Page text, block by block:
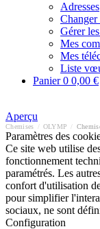
Adresses
Changer
Gérer
Mes
Mes
Liste
Panier0 0,00 €
Aperçu
Chemises OLYMP
Paramètres des
Ce site web utilise
fonctionnement
paramétrés. Les
confort d'utilisation
pour simplifier
sociaux, ne sont
Configuration